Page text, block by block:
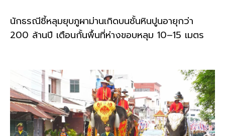
นักธรณีชี้หลุมยุบภูผาม่านเกิดบนชั้นหินปูนอายุกว่า
200 ล้านปี เตือนกั้นพื้นที่ห่างขอบหลุม 10–15 เมตร